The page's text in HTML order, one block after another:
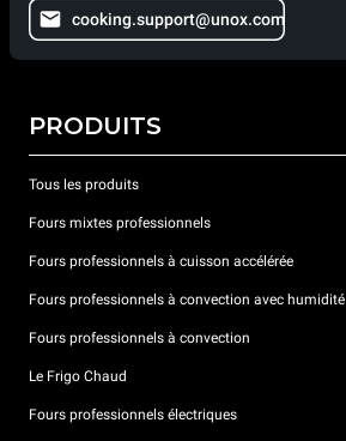
cooking.support@unox.com
PRODUITS
Tous les produits
Fours mixtes professionnels
Fours professionnels à cuisson accélérée
Fours professionnels à convection avec humidité
Fours professionnels à convection
Le Frigo Chaud
Fours professionnels électriques